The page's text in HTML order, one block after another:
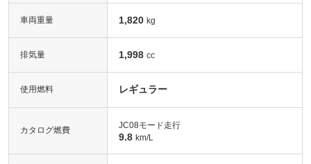
車両重量 1,820 kg
排気量 1,998 cc
使用燃料 レギュラー
カタログ燃費 JC08モード走行
9.8 km/L